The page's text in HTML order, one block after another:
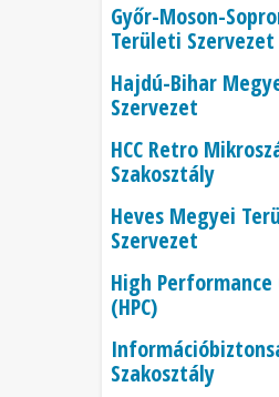
Győr-Moson-
Területi Szervezet
Hajdú-Bihar
Szervezet
HCC Retro
Szakosztály
Heves Megyei
Szervezet
High
(HPC)
Szakosztály